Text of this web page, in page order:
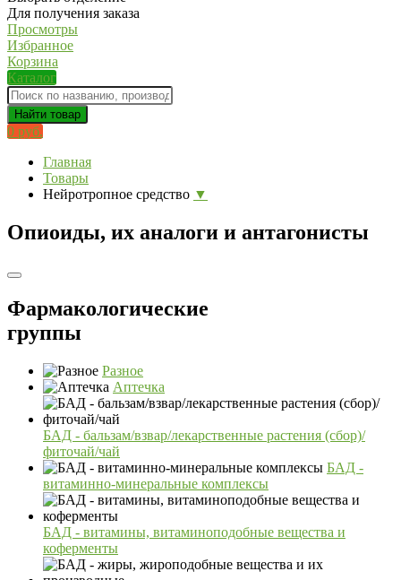
Для получения заказа
Просмотры
Избранное
Корзина
Каталог
Найти товар
0 руб.
Главная
Товары
Нейротропное средство ▼
Опиоиды, их аналоги и антагонисты
Фармакологические
группы
Разное
Аптечка
БАД - бальзам/взвар/лекарственные растения (сбор)/
фиточай/чай
БАД -
витаминно-минеральные комплексы
БАД - витамины, витаминоподобные вещества и
коферменты